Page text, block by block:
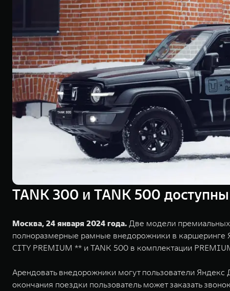
TANK 300 и TANK 500
Москва, 24 января 2024 года. Две модели
полноразмерные рамные внедорожники в каршеринге
CITY PREMIUM ** и TANK 500 в комплектации
Арендовать внедорожники могут пользователи
окончания поездки пользователь может заказать